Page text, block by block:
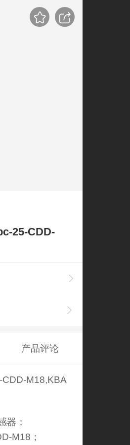
25-CDD-
产品评论
M18,KBA
器；
M18；